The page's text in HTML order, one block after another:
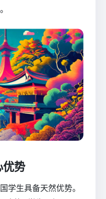
优势
学生具备天然优势。